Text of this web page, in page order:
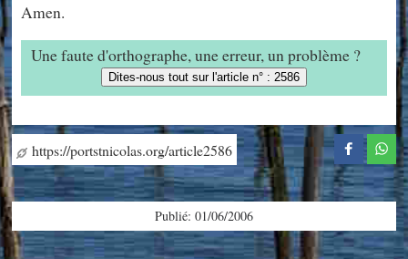
Amen.
Une faute d'orthographe, une erreur, un problème ?
Dites-nous tout sur l'article n° : 2586
https://portstnicolas.org/article2586
Publié: 01/06/2006